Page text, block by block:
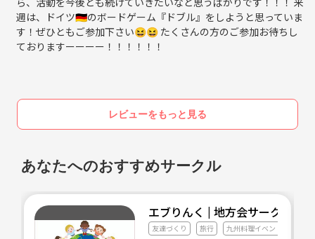
週は、ドイツ🇩🇪のボードゲーム『ドブル』をしようと思っていま
す！ぜひともご参加下さい😆😆 たくさんの方のご参加お待ちし
ておりますーーーー！！！！！！
レビューをもっと見る
あなたへのおすすめサークル
エブりんく | 地方会サークル
友達づくり 旅行 九州料理イベント